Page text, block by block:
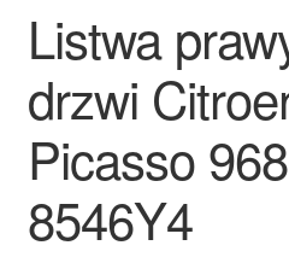
Zasady i warunki
Listwa
drzwi
Picasso
8546Y4